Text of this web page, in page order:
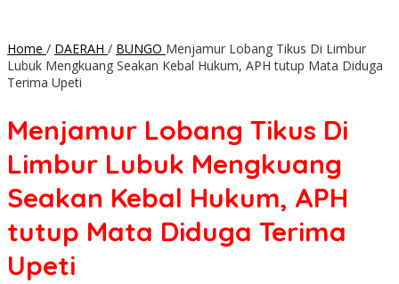
Home / DAERAH / BUNGO Menjamur Lobang Tikus Di Limbur
Lubuk Mengkuang Seakan Kebal Hukum, APH tutup Mata Diduga
Terima Upeti
Menjamur Lobang Tikus Di
Limbur Lubuk Mengkuang
Seakan Kebal Hukum, APH
tutup Mata Diduga Terima
Upeti